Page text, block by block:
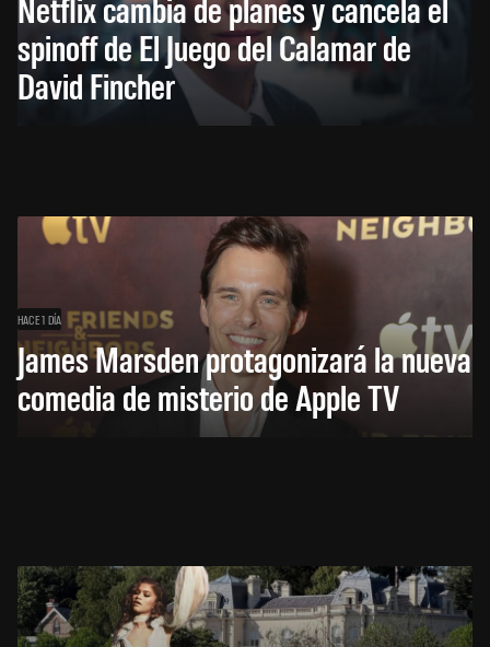
spinoff de El Juego del Calamar de
David Fincher
HACE 1 DÍA
James Marsden protagonizará la nueva
comedia de misterio de Apple TV